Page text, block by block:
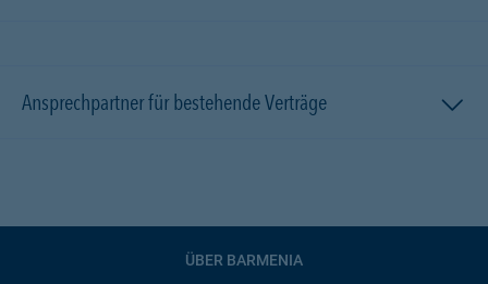
Ansprechpartner für bestehende Verträge
ÜBER BARMENIA